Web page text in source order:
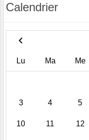
Calendrier
Lu Ma Me
3 4 5
10 11 12